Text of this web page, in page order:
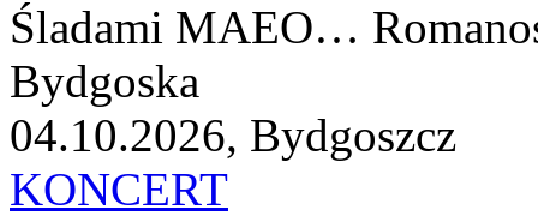
Śladami MAEO…
Bydgoska
04.10.2026, Bydgoszcz
KONCERT